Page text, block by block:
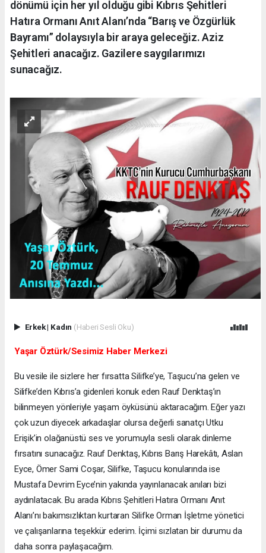
dönümü için her yıl olduğu gibi Kıbrıs Şehitleri
Hatıra Ormanı Anıt Alanı’nda “Barış ve Özgürlük
Bayramı” dolaysıyla bir araya geleceğiz. Aziz
Şehitleri anacağız. Gazilere saygılarımızı
sunacağız.
Erkek| Kadın (Haberi Sesli Oku)
Yaşar Öztürk/Sesimiz Haber Merkezi
Bu vesile ile sizlere her fırsatta Silifke’ye, Taşucu’na gelen ve
Silifke’den Kıbrıs’a gidenleri konuk eden Rauf Denktaş’ın
bilinmeyen yönleriyle yaşam öyküsünü aktaracağım. Eğer yazı
çok uzun diyecek arkadaşlar olursa değerli sanatçı Utku
Erişik’in olağanüstü ses ve yorumuyla sesli olarak dinleme
fırsatını sunacağız. Rauf Denktaş, Kıbrıs Barış Harekâtı, Aslan
Eyce, Ömer Sami Coşar, Silifke, Taşucu konularında ise
Mustafa Devrim Eyce’nin yakında yayınlanacak anıları bizi
aydınlatacak. Bu arada Kıbrıs Şehitleri Hatıra Ormanı Anıt
Alanı’nı bakımsızlıktan kurtaran Silifke Orman İşletme yönetici
ve çalışanlarına teşekkür ederim. İçimi sızlatan bir durumu da
daha sonra paylaşacağım.